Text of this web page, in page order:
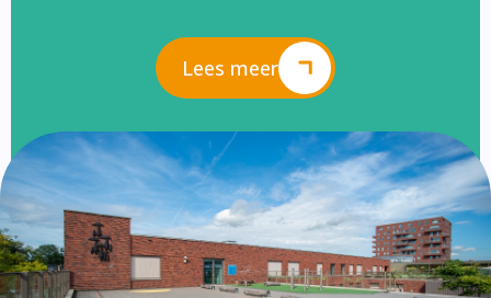
Lees meer